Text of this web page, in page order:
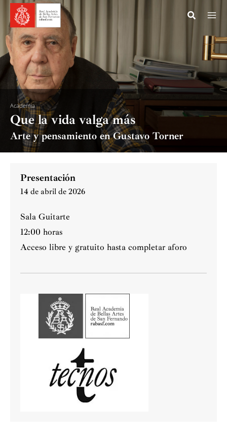
contenido
Academia
Que la vida valga más
Arte y pensamiento en Gustavo Torner
Presentación
14 de abril de 2026
Sala Guitarte
12:00 horas
Acceso libre y gratuito hasta completar aforo